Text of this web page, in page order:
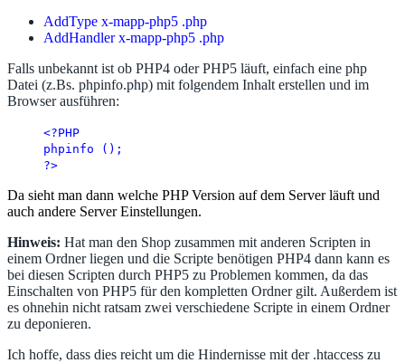
AddType x-mapp-php5 .php
AddHandler x-mapp-php5 .php
Falls unbekannt ist ob PHP4 oder PHP5 läuft, einfach eine php
Datei (z.Bs. phpinfo.php) mit folgendem Inhalt erstellen und im
Browser ausführen:
<?PHP
phpinfo ();
?>
Da sieht man dann welche PHP Version auf dem Server läuft und
auch andere Server Einstellungen.
Hinweis: Hat man den Shop zusammen mit anderen Scripten in
einem Ordner liegen und die Scripte benötigen PHP4 dann kann es
bei diesen Scripten durch PHP5 zu Problemen kommen, da das
Einschalten von PHP5 für den kompletten Ordner gilt. Außerdem ist
es ohnehin nicht ratsam zwei verschiedene Scripte in einem Ordner
zu deponieren.
Ich hoffe, dass dies reicht um die Hindernisse mit der .htaccess zu